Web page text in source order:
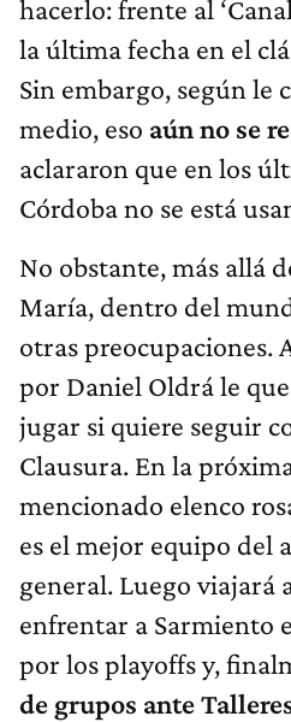
hacerlo: frente al
la última fecha en el
Sin embargo, según le
medio, eso aún no se
aclararon que en los
Córdoba no se está
No obstante, más allá
María, dentro del
otras preocupaciones.
por Daniel Oldrá le
jugar si quiere seguir
Clausura. En la
mencionado elenco
es el mejor equipo del
general. Luego viajará
enfrentar a Sarmiento
por los playoffs y,
de grupos ante